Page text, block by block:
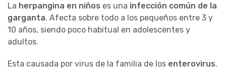
La herpangina en niños es una infección común de la
garganta. Afecta sobre todo a los pequeños entre 3 y
10 años, siendo poco habitual en adolescentes y
adultos.
Esta causada por virus de la familia de los enterovirus.